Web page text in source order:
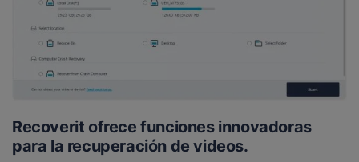
Recoverit ofrece funciones innovadoras
para la recuperación de videos.